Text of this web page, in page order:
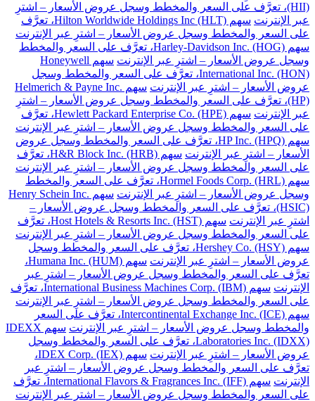
(HII)، تعرَّف على السعر والمخطط وسجل عروض الأسعار – اشترِ
عبر الإنترنت
سهم Hilton Worldwide Holdings Inc (HLT)، تعرَّف
على السعر والمخطط وسجل عروض الأسعار – اشترِ عبر الإنترنت
سهم Harley-Davidson Inc. (HOG)، تعرَّف على السعر والمخطط
وسجل عروض الأسعار – اشترِ عبر الإنترنت
سهم Honeywell
International Inc. (HON)، تعرَّف على السعر والمخطط وسجل
عروض الأسعار – اشترِ عبر الإنترنت
سهم Helmerich & Payne Inc.
(HP)، تعرَّف على السعر والمخطط وسجل عروض الأسعار – اشترِ
عبر الإنترنت
سهم Hewlett Packard Enterprise Co. (HPE)، تعرَّف
على السعر والمخطط وسجل عروض الأسعار – اشترِ عبر الإنترنت
سهم HP Inc. (HPQ)، تعرَّف على السعر والمخطط وسجل عروض
الأسعار – اشترِ عبر الإنترنت
سهم H&R Block Inc. (HRB)، تعرَّف
على السعر والمخطط وسجل عروض الأسعار – اشترِ عبر الإنترنت
سهم Hormel Foods Corp. (HRL)، تعرَّف على السعر والمخطط
وسجل عروض الأسعار – اشترِ عبر الإنترنت
سهم Henry Schein Inc.
(HSIC)، تعرَّف على السعر والمخطط وسجل عروض الأسعار –
اشترِ عبر الإنترنت
سهم Host Hotels & Resorts Inc. (HST)، تعرَّف
على السعر والمخطط وسجل عروض الأسعار – اشترِ عبر الإنترنت
سهم Hershey Co. (HSY)، تعرَّف على السعر والمخطط وسجل
عروض الأسعار – اشترِ عبر الإنترنت
سهم Humana Inc. (HUM)،
تعرَّف على السعر والمخطط وسجل عروض الأسعار – اشترِ عبر
الإنترنت
سهم International Business Machines Corp. (IBM)، تعرَّف
على السعر والمخطط وسجل عروض الأسعار – اشترِ عبر الإنترنت
سهم Intercontinental Exchange Inc. (ICE)، تعرَّف على السعر
والمخطط وسجل عروض الأسعار – اشترِ عبر الإنترنت
سهم IDEXX
Laboratories Inc. (IDXX)، تعرَّف على السعر والمخطط وسجل
عروض الأسعار – اشترِ عبر الإنترنت
سهم IDEX Corp. (IEX)،
تعرَّف على السعر والمخطط وسجل عروض الأسعار – اشترِ عبر
الإنترنت
سهم International Flavors & Fragrances Inc. (IFF)، تعرَّف
على السعر والمخطط وسجل عروض الأسعار – اشترِ عبر الإنترنت